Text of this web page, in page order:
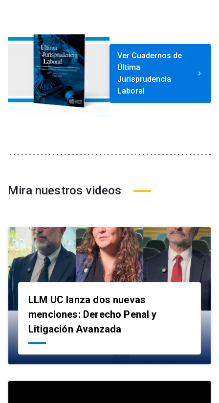
Ver Cuadernos de
Última
Jurisprudencia
Laboral
keyboard_arrow_right
Mira nuestros videos
LLM UC lanza dos nuevas
menciones: Derecho Penal y
Litigación Avanzada